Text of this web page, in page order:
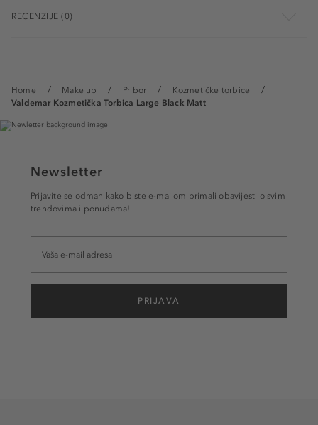
Home Make up Pribor
Kozmetičke torbice
Valdemar Kozmetička Torbica Large Black Matt
RECENZIJE (0)
Newsletter
Prijavite se odmah kako biste e-mailom primali obavijesti o svim
trendovima i ponudama!
PRIJAVA